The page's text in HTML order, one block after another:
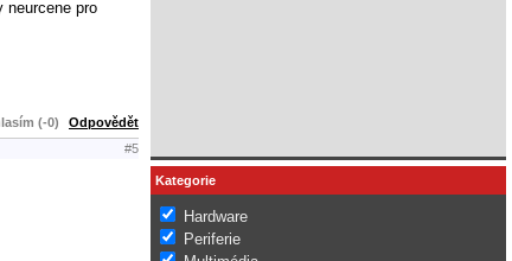
neurcene pro
(-0) Odpovědět
#5
Kategorie
Hardware
Periferie